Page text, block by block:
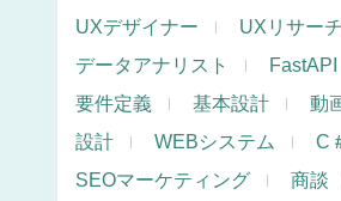
UXデザイナー
UXリサー
データアナリスト
FastAPI
要件定義
基本設計 動
設計
WEBシステム C
SEOマーケティング
商談